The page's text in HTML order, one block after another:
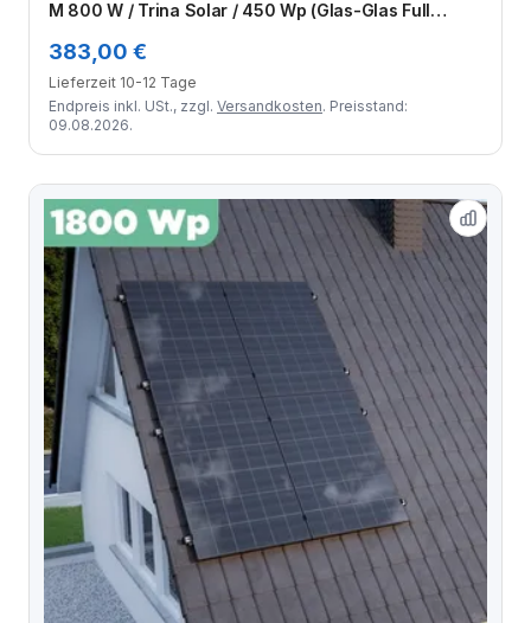
M 800 W / Trina Solar / 450 Wp (Glas-Glas Full
Module
383,00 €
Lieferzeit 10-12 Tage
Endpreis inkl. USt., zzgl. Versandkosten. Preisstand:
09.08.2026.